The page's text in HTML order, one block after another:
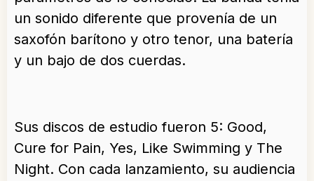
un sonido diferente que provenía de un
saxofón barítono y otro tenor, una batería
y un bajo de dos cuerdas.
Sus discos de estudio fueron 5: Good,
Cure for Pain, Yes, Like Swimming y The
Night. Con cada lanzamiento, su audiencia